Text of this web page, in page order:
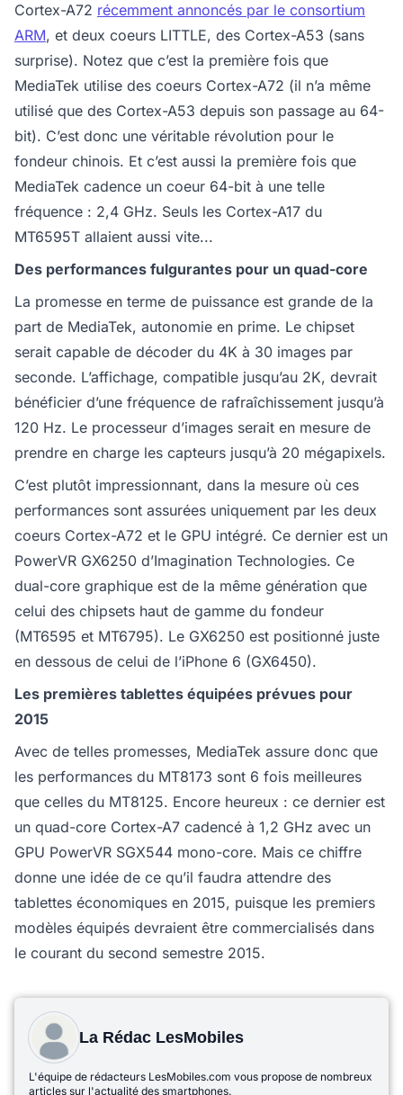
Cortex-A72 récemment annoncés par le consortium
ARM, et deux coeurs LITTLE, des Cortex-A53 (sans
surprise). Notez que c’est la première fois que
MediaTek utilise des coeurs Cortex-A72 (il n’a même
utilisé que des Cortex-A53 depuis son passage au 64-
bit). C’est donc une véritable révolution pour le
fondeur chinois. Et c’est aussi la première fois que
MediaTek cadence un coeur 64-bit à une telle
fréquence : 2,4 GHz. Seuls les Cortex-A17 du
MT6595T allaient aussi vite...
Des performances fulgurantes pour un quad-core
La promesse en terme de puissance est grande de la
part de MediaTek, autonomie en prime. Le chipset
serait capable de décoder du 4K à 30 images par
seconde. L’affichage, compatible jusqu’au 2K, devrait
bénéficier d’une fréquence de rafraîchissement jusqu’à
120 Hz. Le processeur d’images serait en mesure de
prendre en charge les capteurs jusqu’à 20 mégapixels.
C’est plutôt impressionnant, dans la mesure où ces
performances sont assurées uniquement par les deux
coeurs Cortex-A72 et le GPU intégré. Ce dernier est un
PowerVR GX6250 d’Imagination Technologies. Ce
dual-core graphique est de la même génération que
celui des chipsets haut de gamme du fondeur
(MT6595 et MT6795). Le GX6250 est positionné juste
en dessous de celui de l’iPhone 6 (GX6450).
Les premières tablettes équipées prévues pour
2015
Avec de telles promesses, MediaTek assure donc que
les performances du MT8173 sont 6 fois meilleures
que celles du MT8125. Encore heureux : ce dernier est
un quad-core Cortex-A7 cadencé à 1,2 GHz avec un
GPU PowerVR SGX544 mono-core. Mais ce chiffre
donne une idée de ce qu’il faudra attendre des
tablettes économiques en 2015, puisque les premiers
modèles équipés devraient être commercialisés dans
le courant du second semestre 2015.
La Rédac LesMobiles
L'équipe de rédacteurs LesMobiles.com vous propose de nombreux
articles sur l'actualité des smartphones.